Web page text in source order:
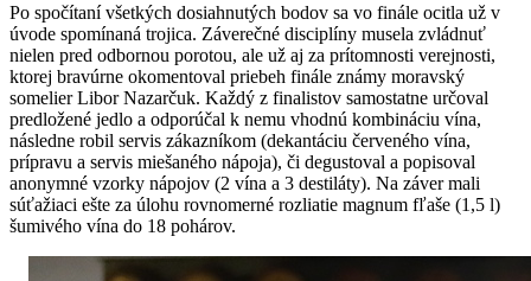
Po spočítaní všetkých dosiahnutých bodov sa vo finále ocitla už v
úvode spomínaná trojica. Záverečné disciplíny musela zvládnuť
nielen pred odbornou porotou, ale už aj za prítomnosti verejnosti,
ktorej bravúrne okomentoval priebeh finále známy moravský
somelier Libor Nazarčuk. Každý z finalistov samostatne určoval
predložené jedlo a odporúčal k nemu vhodnú kombináciu vína,
následne robil servis zákazníkom (dekantáciu červeného vína,
prípravu a servis miešaného nápoja), či degustoval a popisoval
anonymné vzorky nápojov (2 vína a 3 destiláty). Na záver mali
súťažiaci ešte za úlohu rovnomerné rozliatie magnum fľaše (1,5 l)
šumivého vína do 18 pohárov.